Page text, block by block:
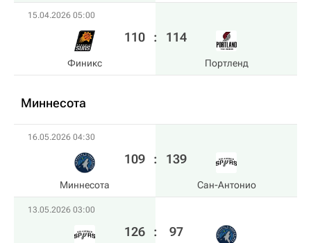
15.04.2026 05:00
Финикс
110 : 114
Портленд
Миннесота
16.05.2026 04:30
Миннесота
109 : 139
Сан-Антонио
13.05.2026 03:00
126 : 97